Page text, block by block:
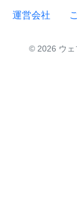
運営会社
© 2026 ウェ